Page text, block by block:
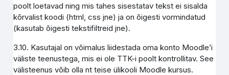
poolt loetavad ning mis tahes sisestatav tekst ei sisalda
kõrvalist koodi (html, css jne) ja on õigesti vormindatud
(kasutab õigesti tekstifiltreid jne).
3.10. Kasutajal on võimalus liidestada oma konto Moodle’i
väliste teenustega, mis ei ole TTK-i poolt kontrollitav. See
välisteenus võib olla nt teise ülikooli Moodle kursus.